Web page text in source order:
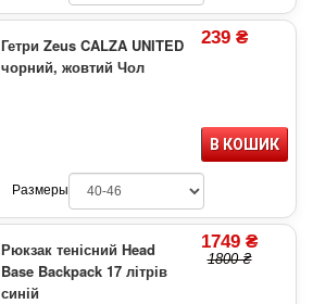
Гетри Zeus CALZA UNITED
чорний, жовтий Чол
239 ₴
В КОШИК
Размеры
Рюкзак тенісний Head
Base Backpack 17 літрів
синій
1749 ₴
1800 ₴